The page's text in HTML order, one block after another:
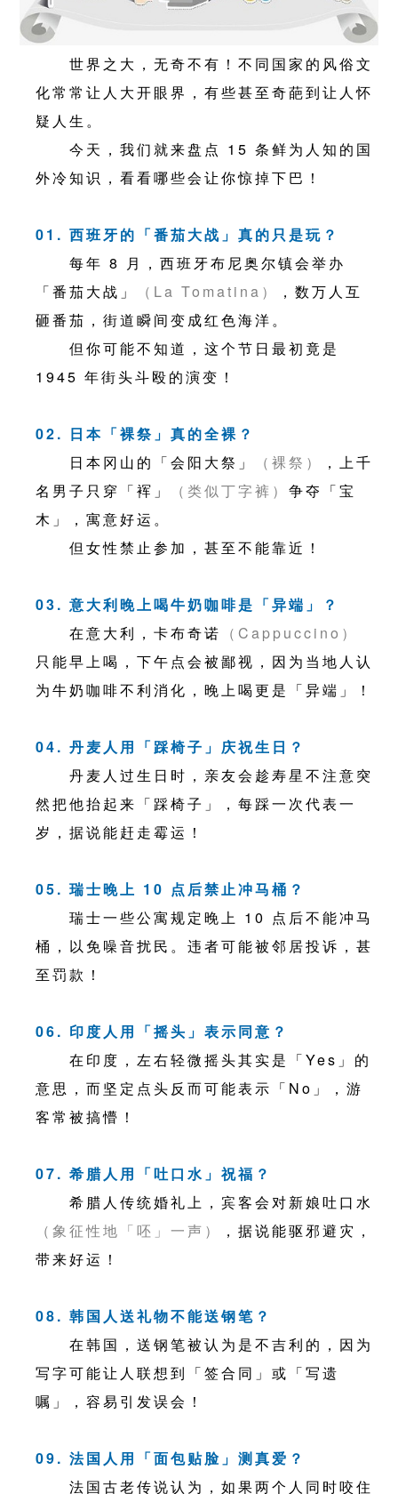
世界之大，无奇不有！不同国家的风俗文
化常常让人大开眼界，有些甚至奇葩到让人怀
疑人生。
今天，我们就来盘点 15 条鲜为人知的国
外冷知识，看看哪些会让你惊掉下巴！
01. 西班牙的「番茄大战」真的只是玩？
每年 8 月，西班牙布尼奥尔镇会举办
「番茄大战」
（La Tomatina）
，数万人互
砸番茄，街道瞬间变成红色海洋。
但你可能不知道，这个节日最初竟是
1945 年街头斗殴的演变！
02. 日本「裸祭」真的全裸？
日本冈山的「会阳大祭」
（裸祭）
，上千
名男子只穿「裈」
（类似丁字裤） 争夺「宝
木」，寓意好运。
但女性禁止参加，甚至不能靠近！
03. 意大利晚上喝牛奶咖啡是「异端」？
在意大利，卡布奇诺 （Cappuccino）
只能早上喝，下午点会被鄙视，因为当地人认
为牛奶咖啡不利消化，晚上喝更是「异端」！
04. 丹麦人用「踩椅子」庆祝生日？
丹麦人过生日时，亲友会趁寿星不注意突
然把他抬起来「踩椅子」，每踩一次代表一
岁，据说能赶走霉运！
05. 瑞士晚上 10 点后禁止冲马桶？
瑞士一些公寓规定晚上 10 点后不能冲马
桶，以免噪音扰民。违者可能被邻居投诉，甚
至罚款！
06. 印度人用「摇头」表示同意？
在印度，左右轻微摇头其实是「Yes」的
意思，而坚定点头反而可能表示「No」，游
客常被搞懵！
07. 希腊人用「吐口水」祝福？
希腊人传统婚礼上，宾客会对新娘吐口水
（象征性地「呸」一声）
，据说能驱邪避灾，
带来好运！
08. 韩国人送礼物不能送钢笔？
在韩国，送钢笔被认为是不吉利的，因为
写字可能让人联想到「签合同」或「写遗
嘱」，容易引发误会！
09. 法国人用「面包贴脸」测真爱？
法国古老传说认为，如果两个人同时咬住